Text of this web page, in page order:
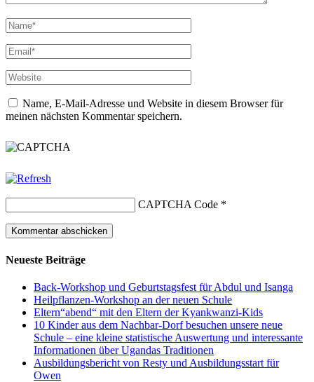
Name, E-Mail-Adresse und Website in diesem Browser für
meinen nächsten Kommentar speichern.
CAPTCHA Code *
Neueste Beiträge
Back-Workshop und Geburtstagsfest für Abdul und Isanga
Heilpflanzen-Workshop an der neuen Schule
Eltern“abend“ mit den Eltern der Kyankwanzi-Kids
10 Kinder aus dem Nachbar-Dorf besuchen unsere neue
Schule – eine kleine statistische Auswertung und interessante
Informationen über Ugandas Traditionen
Ausbildungsbericht von Resty und Ausbildungsstart für
Owen